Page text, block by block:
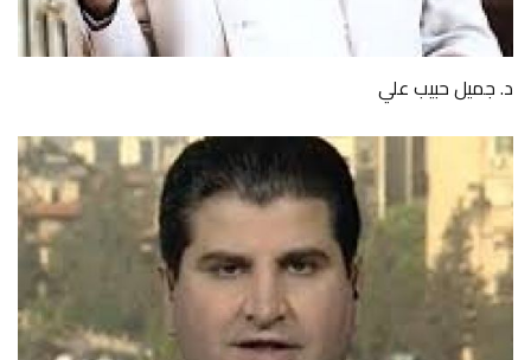
د. جميل حبيب علي